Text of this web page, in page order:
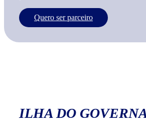
Quero ser parceiro
ILHA DO